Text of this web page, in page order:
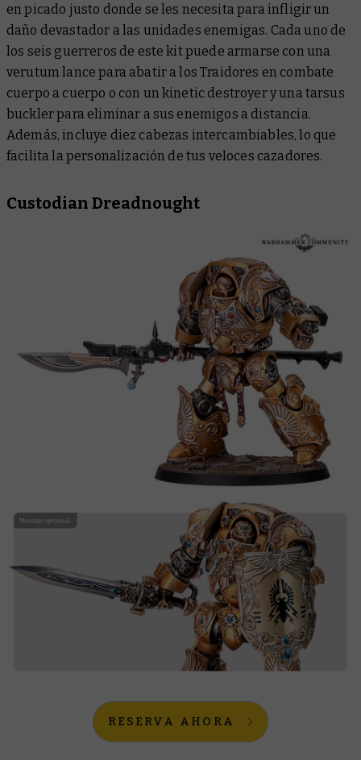
en picado justo donde se les necesita para infligir un
daño devastador a las unidades enemigas. Cada uno de
los seis guerreros de este kit puede armarse con una
verutum lance para abatir a los Traidores en combate
cuerpo a cuerpo o con un kinetic destroyer y una tarsus
buckler para eliminar a sus enemigos a distancia.
Además, incluye diez cabezas intercambiables, lo que
facilita la personalización de tus veloces cazadores.
Custodian Dreadnought
RESERVA AHORA